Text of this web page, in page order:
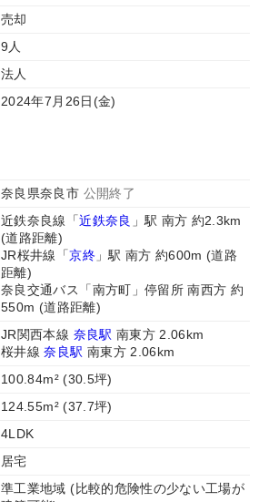
売却
9人
法人
2024年7月26日(金)
奈良県奈良市 公開終了
近鉄奈良線「近鉄奈良 」駅 南方 約2.3km
(道路距離)
JR桜井線「京終」駅 南方 約600m (道路
距離)
奈良交通バス「南方町」停留所 南西方 約
550m (道路距離)
JR関西本線 奈良駅 南東方 2.06km
桜井線奈良駅 南東方 2.06km
100.84m² (30.5坪)
124.55m² (37.7坪)
4LDK
居宅
準工業地域 (比較的危険性の少ない工場が